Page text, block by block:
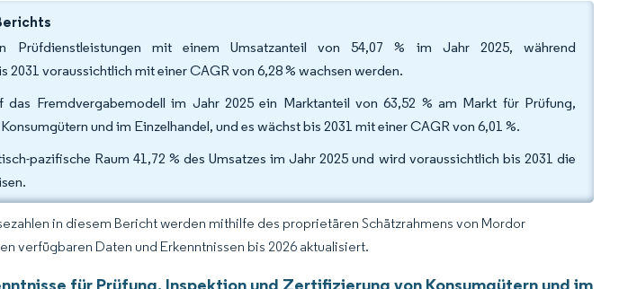
Prüfdienstleistungen mit einem Umsatzanteil von 54,07 % im Jahr 2025, während
voraussichtlich mit einer CAGR von 6,28 % wachsen werden.
das Fremdvergabemodell im Jahr 2025 ein Marktanteil von 63,52 % am Markt für Prüfung,
und im Einzelhandel, und es wächst bis 2031 mit einer CAGR von 6,01 %.
pazifische Raum 41,72 % des Umsatzes im Jahr 2025 und wird voraussichtlich bis 2031 die
in diesem Bericht werden mithilfe des proprietären Schätzrahmens von Mordor
verfügbaren Daten und Erkenntnissen bis 2026 aktualisiert.
für Prüfung, Inspektion und Zertifizierung von Konsumgütern und im